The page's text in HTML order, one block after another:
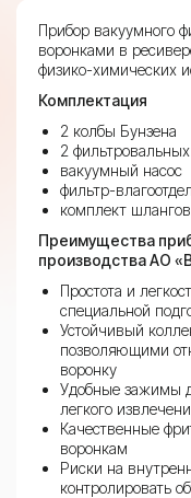
насосом
quantity
Прибор вакуумного
воронками в
физико-химических
Комплектация
2 колбы Бунзена
2
вакуумный насос
фильтр-
комплект шлангов
Преимущества
производства АО
Простота и
специальной
Устойчивый
позволяющими
воронку
Удобные зажимы
легкого
Качественные
воронкам
Риски на
контролировать